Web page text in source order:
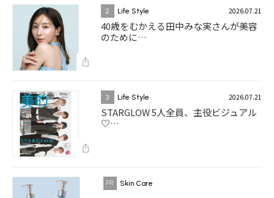
2 Life Style 2026.07.21
40歳をむかえる田中みな実さんが美容
のために…
3 Life Style 2026.07.21
STARGLOW 5人全員、主役ビジュアル
♡…
Skin Care